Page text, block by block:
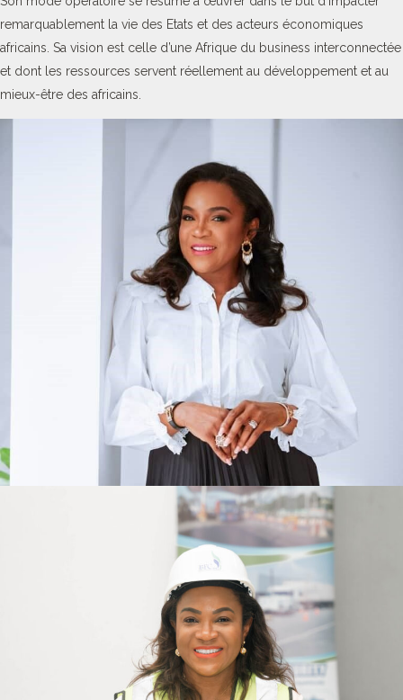
remarquablement la vie des Etats et des acteurs économiques
africains. Sa vision est celle d’une Afrique du business interconnectée
et dont les ressources servent réellement au développement et au
mieux-être des africains.